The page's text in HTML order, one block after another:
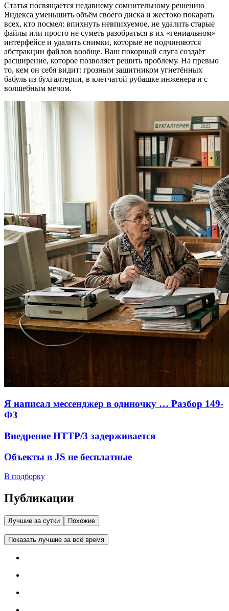
Статья посвящается недавнему сомнительному решению
Яндекса уменьшить объём своего диска и жестоко покарать
всех, кто посмел: впихнуть невпихуемое, не удалить старые
файлы или просто не суметь разобраться в их «гениальном»
интерфейсе и удалить снимки, которые не подчиняются
абстракции файлов вообще. Ваш покорный слуга создаёт
расширение, которое позволяет решить проблему. На превью
то, кем он себя видит: грозным защитником угнетённых
бабуль из бухгалтерии, в клетчатой рубашке инженера и с
волшебным мечом.
Я написал мессенджер в одиночку … Разбор 149-
ФЗ
Внедрение HTTP/3 задерживается
Объекты в JS не бесплатные
В подборку
Публикации
Лучшие за сутки Похожие
Показать лучшие за всё время